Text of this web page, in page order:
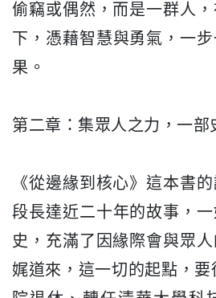
偷竊或偶然，而是一群人，
下，憑藉智慧與勇氣，一
果。
第二章：集眾人之力，一部
《從邊緣到核心》這本書的
段長達近二十年的故事，
史， 充滿了因緣際會與眾
娓道來，這一切的起點， 要